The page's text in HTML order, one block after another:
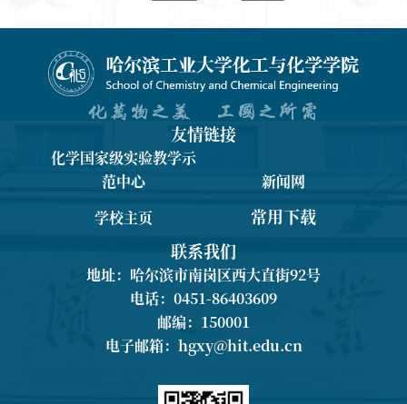
友情链接
化学国家级实验教学示
范中心
新闻网
学校主页
常用下载
联系我们
地址：哈尔滨市南岗区西大直街92号
电话：0451-86403609
邮编：150001
电子邮箱： hgxy@hit.edu.cn